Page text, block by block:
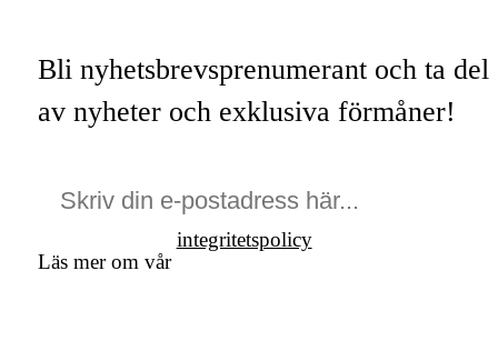
Bli nyhetsbrevsprenumerant och ta del
av nyheter och exklusiva förmåner!
Läs mer om vår
integritetspolicy